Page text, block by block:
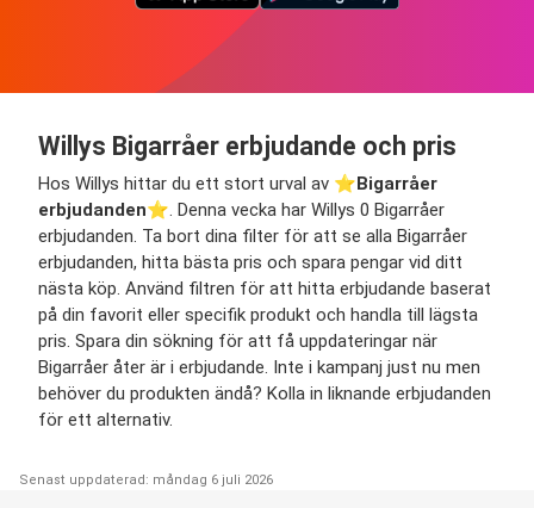
Willys Bigarråer erbjudande och pris
Hos Willys hittar du ett stort urval av ⭐️Bigarråer
erbjudanden⭐️. Denna vecka har Willys 0 Bigarråer
erbjudanden. Ta bort dina filter för att se alla Bigarråer
erbjudanden, hitta bästa pris och spara pengar vid ditt
nästa köp. Använd filtren för att hitta erbjudande baserat
på din favorit eller specifik produkt och handla till lägsta
pris. Spara din sökning för att få uppdateringar när
Bigarråer åter är i erbjudande. Inte i kampanj just nu men
behöver du produkten ändå? Kolla in liknande erbjudanden
för ett alternativ.
Senast uppdaterad: måndag 6 juli 2026